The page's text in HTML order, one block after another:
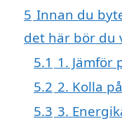
5 Innan du
det här bör du
5.1 1. Jämför
5.2 2. Kolla
5.3 3.